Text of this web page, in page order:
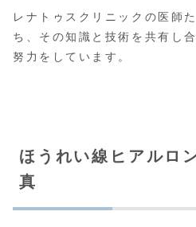
レナトゥスクリニックの医師
ち、その知識と技術を共有し
努力をしています。
ほうれい線ヒアルロ
真